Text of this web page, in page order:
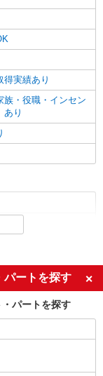
を見る
得実績あり
族・役職・インセン
あり
～）活躍中
パートを探す
パートを探す